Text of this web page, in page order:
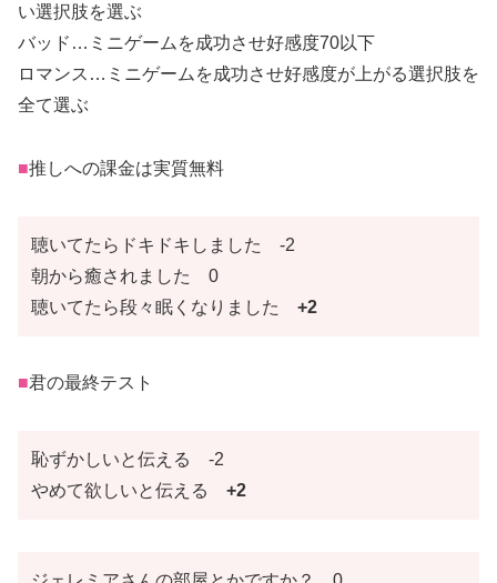
い選択肢を選ぶ
バッド…ミニゲームを成功させ好感度70以下
ロマンス…ミニゲームを成功させ好感度が上がる選択肢を
全て選ぶ
■推しへの課金は実質無料
聴いてたらドキドキしました -2
朝から癒されました 0
聴いてたら段々眠くなりました +2
■君の最終テスト
恥ずかしいと伝える -2
やめて欲しいと伝える +2